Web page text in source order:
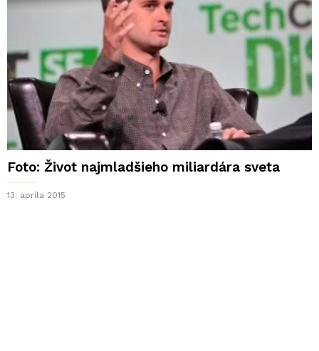
Foto: Život najmladšieho miliardára sveta
13. apríla 2015